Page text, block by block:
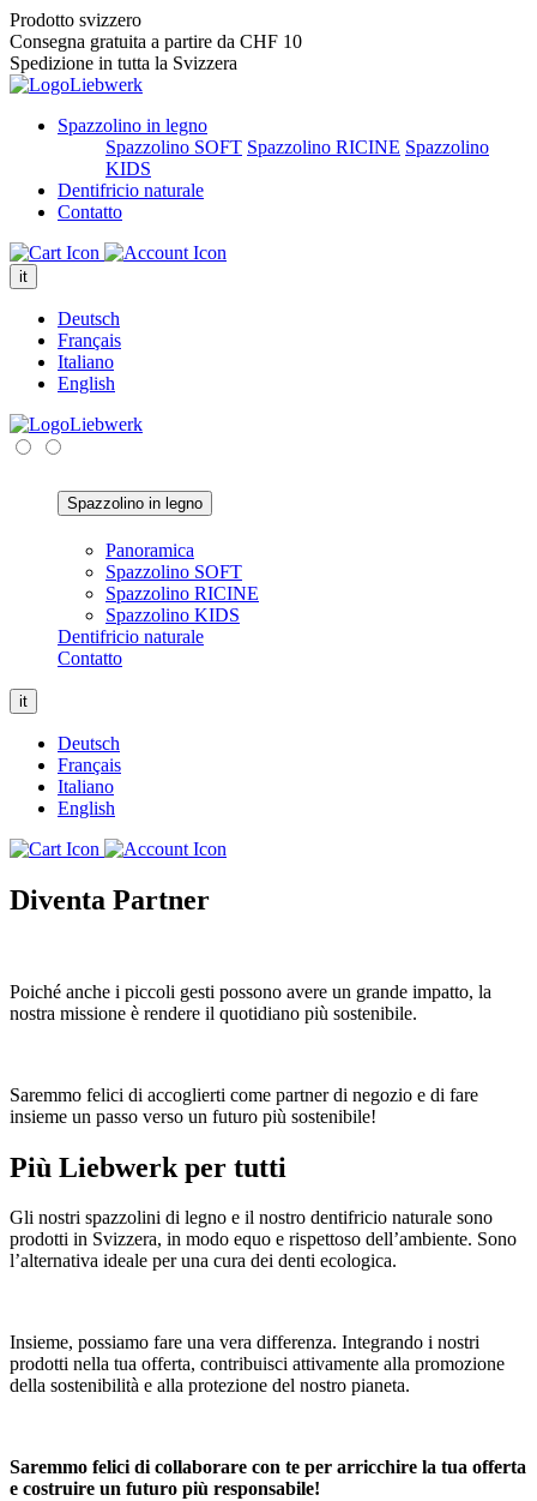
Prodotto svizzero
Consegna gratuita a partire da CHF 10
Spedizione in tutta la Svizzera
Spazzolino in legno
Spazzolino SOFT Spazzolino RICINE Spazzolino
KIDS
Dentifricio naturale
Contatto
it
Deutsch
Français
Italiano
English
Spazzolino in legno
Panoramica
Spazzolino SOFT
Spazzolino RICINE
Spazzolino KIDS
Dentifricio naturale
Contatto
it
Deutsch
Français
Italiano
English
Diventa Partner
Poiché anche i piccoli gesti possono avere un grande impatto, la
nostra missione è rendere il quotidiano più sostenibile.
Saremmo felici di accoglierti come partner di negozio e di fare
insieme un passo verso un futuro più sostenibile!
Più Liebwerk per tutti
Gli nostri spazzolini di legno e il nostro dentifricio naturale sono
prodotti in Svizzera, in modo equo e rispettoso dell’ambiente. Sono
l’alternativa ideale per una cura dei denti ecologica.
Insieme, possiamo fare una vera differenza. Integrando i nostri
prodotti nella tua offerta, contribuisci attivamente alla promozione
della sostenibilità e alla protezione del nostro pianeta.
Saremmo felici di collaborare con te per arricchire la tua offerta
e costruire un futuro più responsabile!